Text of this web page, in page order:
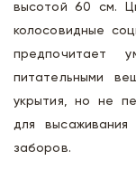
высотой 60 см.
колосовидные
предпочитает
питательными
укрытия, но не
для
заборов.